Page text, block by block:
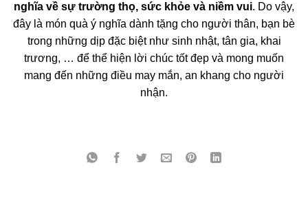
nghĩa về sự trường thọ, sức khỏe và niềm vui. Do vậy,
đây là món quà ý nghĩa dành tặng cho người thân, bạn bè
trong những dịp đặc biệt như sinh nhật, tân gia, khai
trương, … để thể hiện lời chúc tốt đẹp và mong muốn
mang đến những điều may mắn, an khang cho người
nhận.